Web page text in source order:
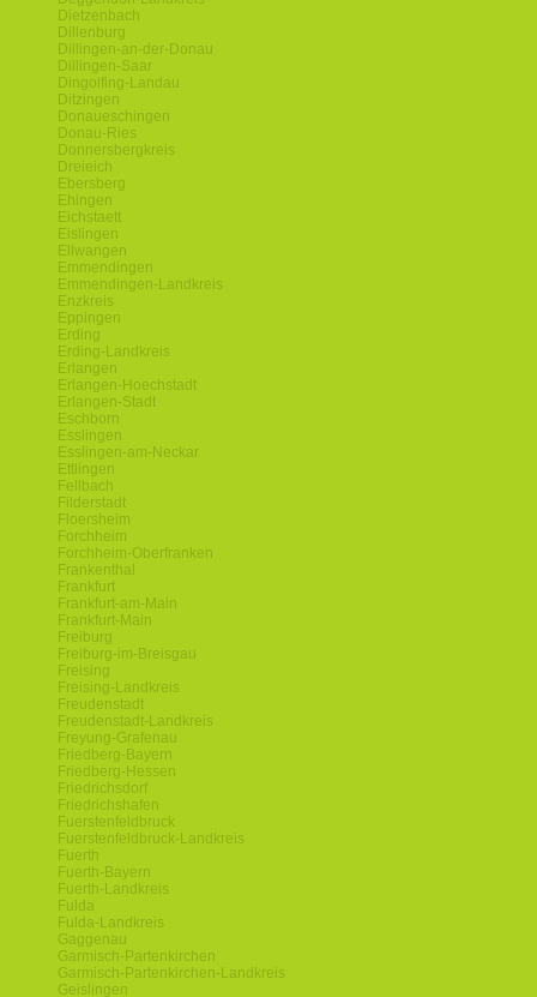
Dietzenbach
Dillenburg
Dillingen-an-der-Donau
Dillingen-Saar
Dingolfing-Landau
Ditzingen
Donaueschingen
Donau-Ries
Donnersbergkreis
Dreieich
Ebersberg
Ehingen
Eichstaett
Eislingen
Ellwangen
Emmendingen
Emmendingen-Landkreis
Enzkreis
Eppingen
Erding
Erding-Landkreis
Erlangen
Erlangen-Hoechstadt
Erlangen-Stadt
Eschborn
Esslingen
Esslingen-am-Neckar
Ettlingen
Fellbach
Filderstadt
Floersheim
Forchheim
Forchheim-Oberfranken
Frankenthal
Frankfurt
Frankfurt-am-Main
Frankfurt-Main
Freiburg
Freiburg-im-Breisgau
Freising
Freising-Landkreis
Freudenstadt
Freudenstadt-Landkreis
Freyung-Grafenau
Friedberg-Bayern
Friedberg-Hessen
Friedrichsdorf
Friedrichshafen
Fuerstenfeldbruck
Fuerstenfeldbruck-Landkreis
Fuerth
Fuerth-Bayern
Fuerth-Landkreis
Fulda
Fulda-Landkreis
Gaggenau
Garmisch-Partenkirchen
Garmisch-Partenkirchen-Landkreis
Geislingen